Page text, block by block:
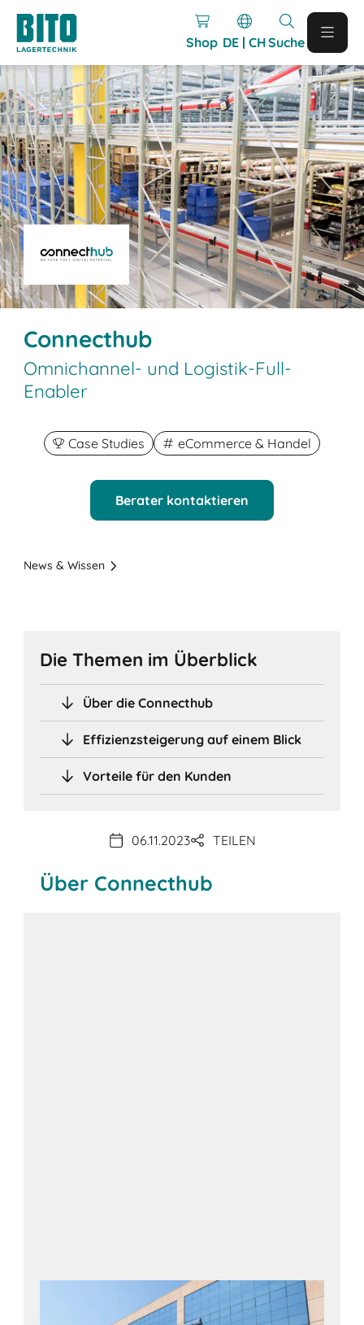
Shop DE | CHSuche
Connecthub
Omnichannel- und Logistik-Full-
Enabler
Case Studies eCommerce & Handel
Berater kontaktieren
News & Wissen
Die Themen im Überblick
Über die Connecthub
Effizienzsteigerung auf einem Blick
Vorteile für den Kunden
06.11.2023 TEILEN
Über Connecthub